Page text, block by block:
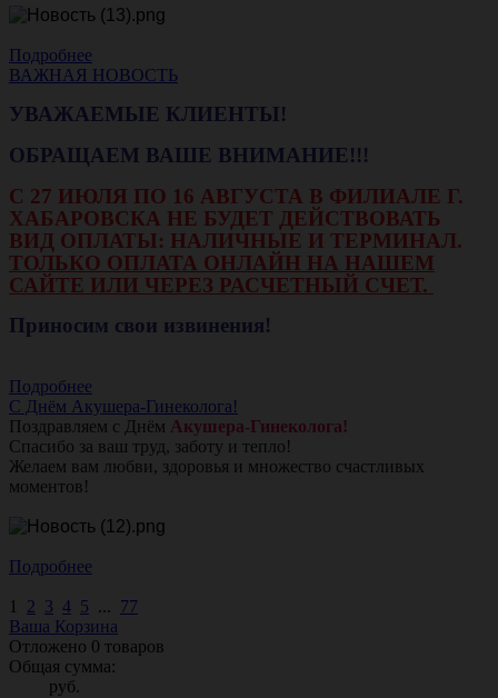
Подробнее
ВАЖНАЯ НОВОСТЬ
УВАЖАЕМЫЕ КЛИЕНТЫ!
ОБРАЩАЕМ ВАШЕ ВНИМАНИЕ!!!
С 27 ИЮЛЯ ПО 16 АВГУСТА В ФИЛИАЛЕ Г.
ХАБАРОВСКА НЕ БУДЕТ ДЕЙСТВОВАТЬ
ВИД ОПЛАТЫ: НАЛИЧНЫЕ И ТЕРМИНАЛ.
ТОЛЬКО ОПЛАТА ОНЛАЙН НА НАШЕМ
САЙТЕ ИЛИ ЧЕРЕЗ РАСЧЕТНЫЙ СЧЕТ.
Приносим свои извинения!
Подробнее
С Днём Акушера-Гинеколога!
Поздравляем с Днём Акушера-Гинеколога!
Спасибо за ваш труд, заботу и тепло!
Желаем вам любви, здоровья и множество счастливых
моментов!
Подробнее
1 2 3 4 5 ... 77
Ваша Корзина
Отложено 0 товаров
Общая сумма:
руб.